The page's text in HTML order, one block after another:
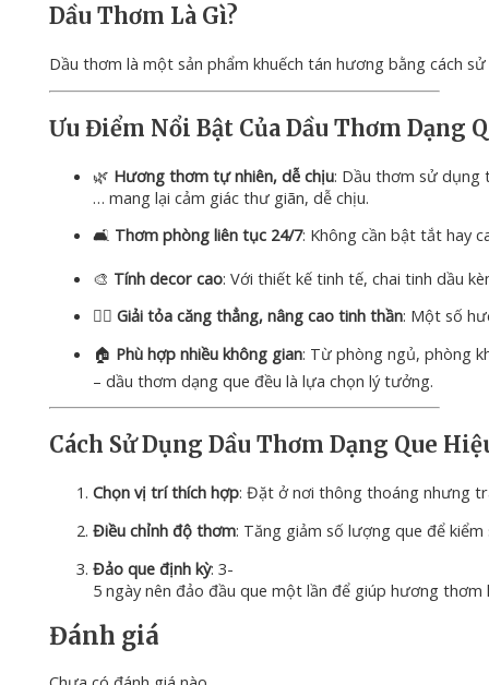
DầuThơm Là Gì?
Dầuthơmlàmộtsảnphẩmkhuếchtánhươngbằngcách
Ưu Điểm NổiBật CủaDầuThơmDạng
🌿 Hươngthơmtựnhiên,dễchịu: Dầuthơmsửdụng
…manglạicảm giácthư giãn,dễchịu.
🛋️ Thơmphòngliêntục 24/7: Khôngcầnbậttắthay
🎨 Tínhdecorcao:Vớithiếtkếtinhtế,chaitinhdầu
🧘‍♀️Giảitỏacăngthẳng,nângcaotinhthần: Mộtsố
🏠 Phùhợpnhiềukhông gian: Từphòngngủ,phòng
–dầuthơmdạngqueđềulàlựachọnlýtưởng.
Cách SửDụngDầuThơmDạng Que
Chọnvịtríthíchhợp:Đặtởnơithôngthoángnhưng
Điềuchỉnhđộthơm: Tăng giảmsốlượngqueđểkiểm
Đảoqueđịnhkỳ:3-
5ngàynênđảođầuquemộtlầnđể giúphươngthơm
Đánh giá